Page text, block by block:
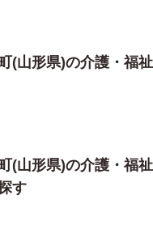
(山形県)の介護・福
(山形県)の介護・福
す